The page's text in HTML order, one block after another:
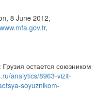
8 June 2012,
,
остается союзником
analytics/8963-vizit-
soyuznikom-